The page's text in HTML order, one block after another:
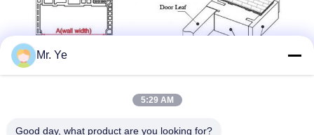
Mr. Ye
5:29 AM
Good day, what product are you looking for?